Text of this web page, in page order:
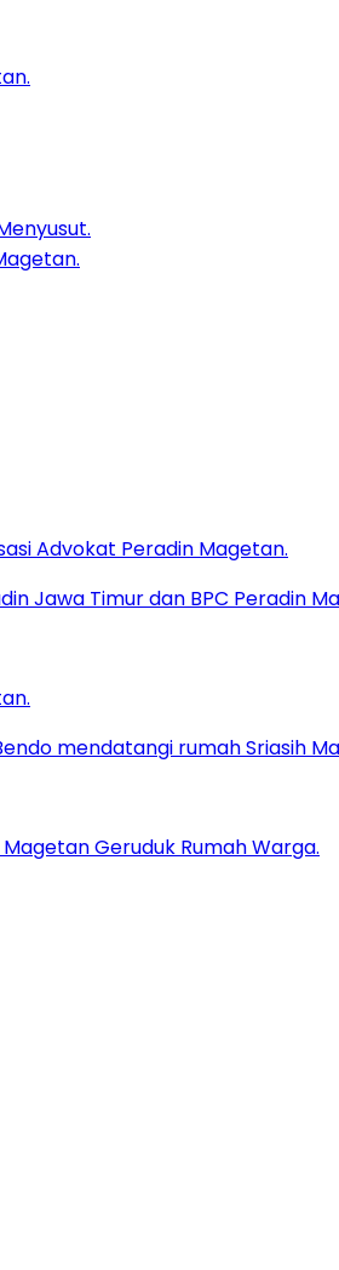
Advokat Peradin Magetan.
Geruduk Rumah Warga.